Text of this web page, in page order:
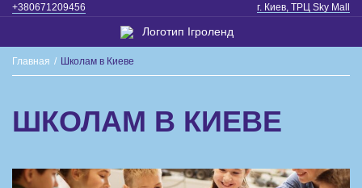
+380671209456 г. Киев, ТРЦ Sky Mall
Главная / Школам в Киеве
ШКОЛАМ В КИЕВЕ